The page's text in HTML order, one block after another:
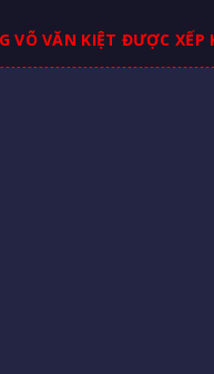
VÕ VĂN KIỆT ĐƯỢC XẾP